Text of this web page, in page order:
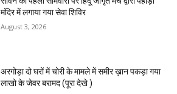
मंदिर में लगाया गया सेवा शिविर
August 3, 2026
अरगोड़ा दो घरों में चोरी के मामले में समीर ख़ान पकड़ा गया
लाखो के जेवर बरामद (पूरा देखे )